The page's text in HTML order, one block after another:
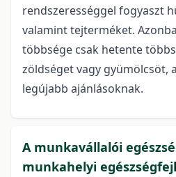
rendszerességgel fogyaszt
valamint tejterméket.
többsége csak hetente
zöldséget vagy gyümölcsöt,
legújabb ajánlásoknak.
A munkavállalói
munkahelyi